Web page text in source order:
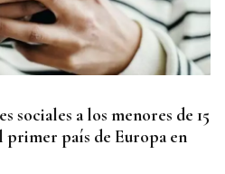
sociales a los menores de 15
primer país de Europa en